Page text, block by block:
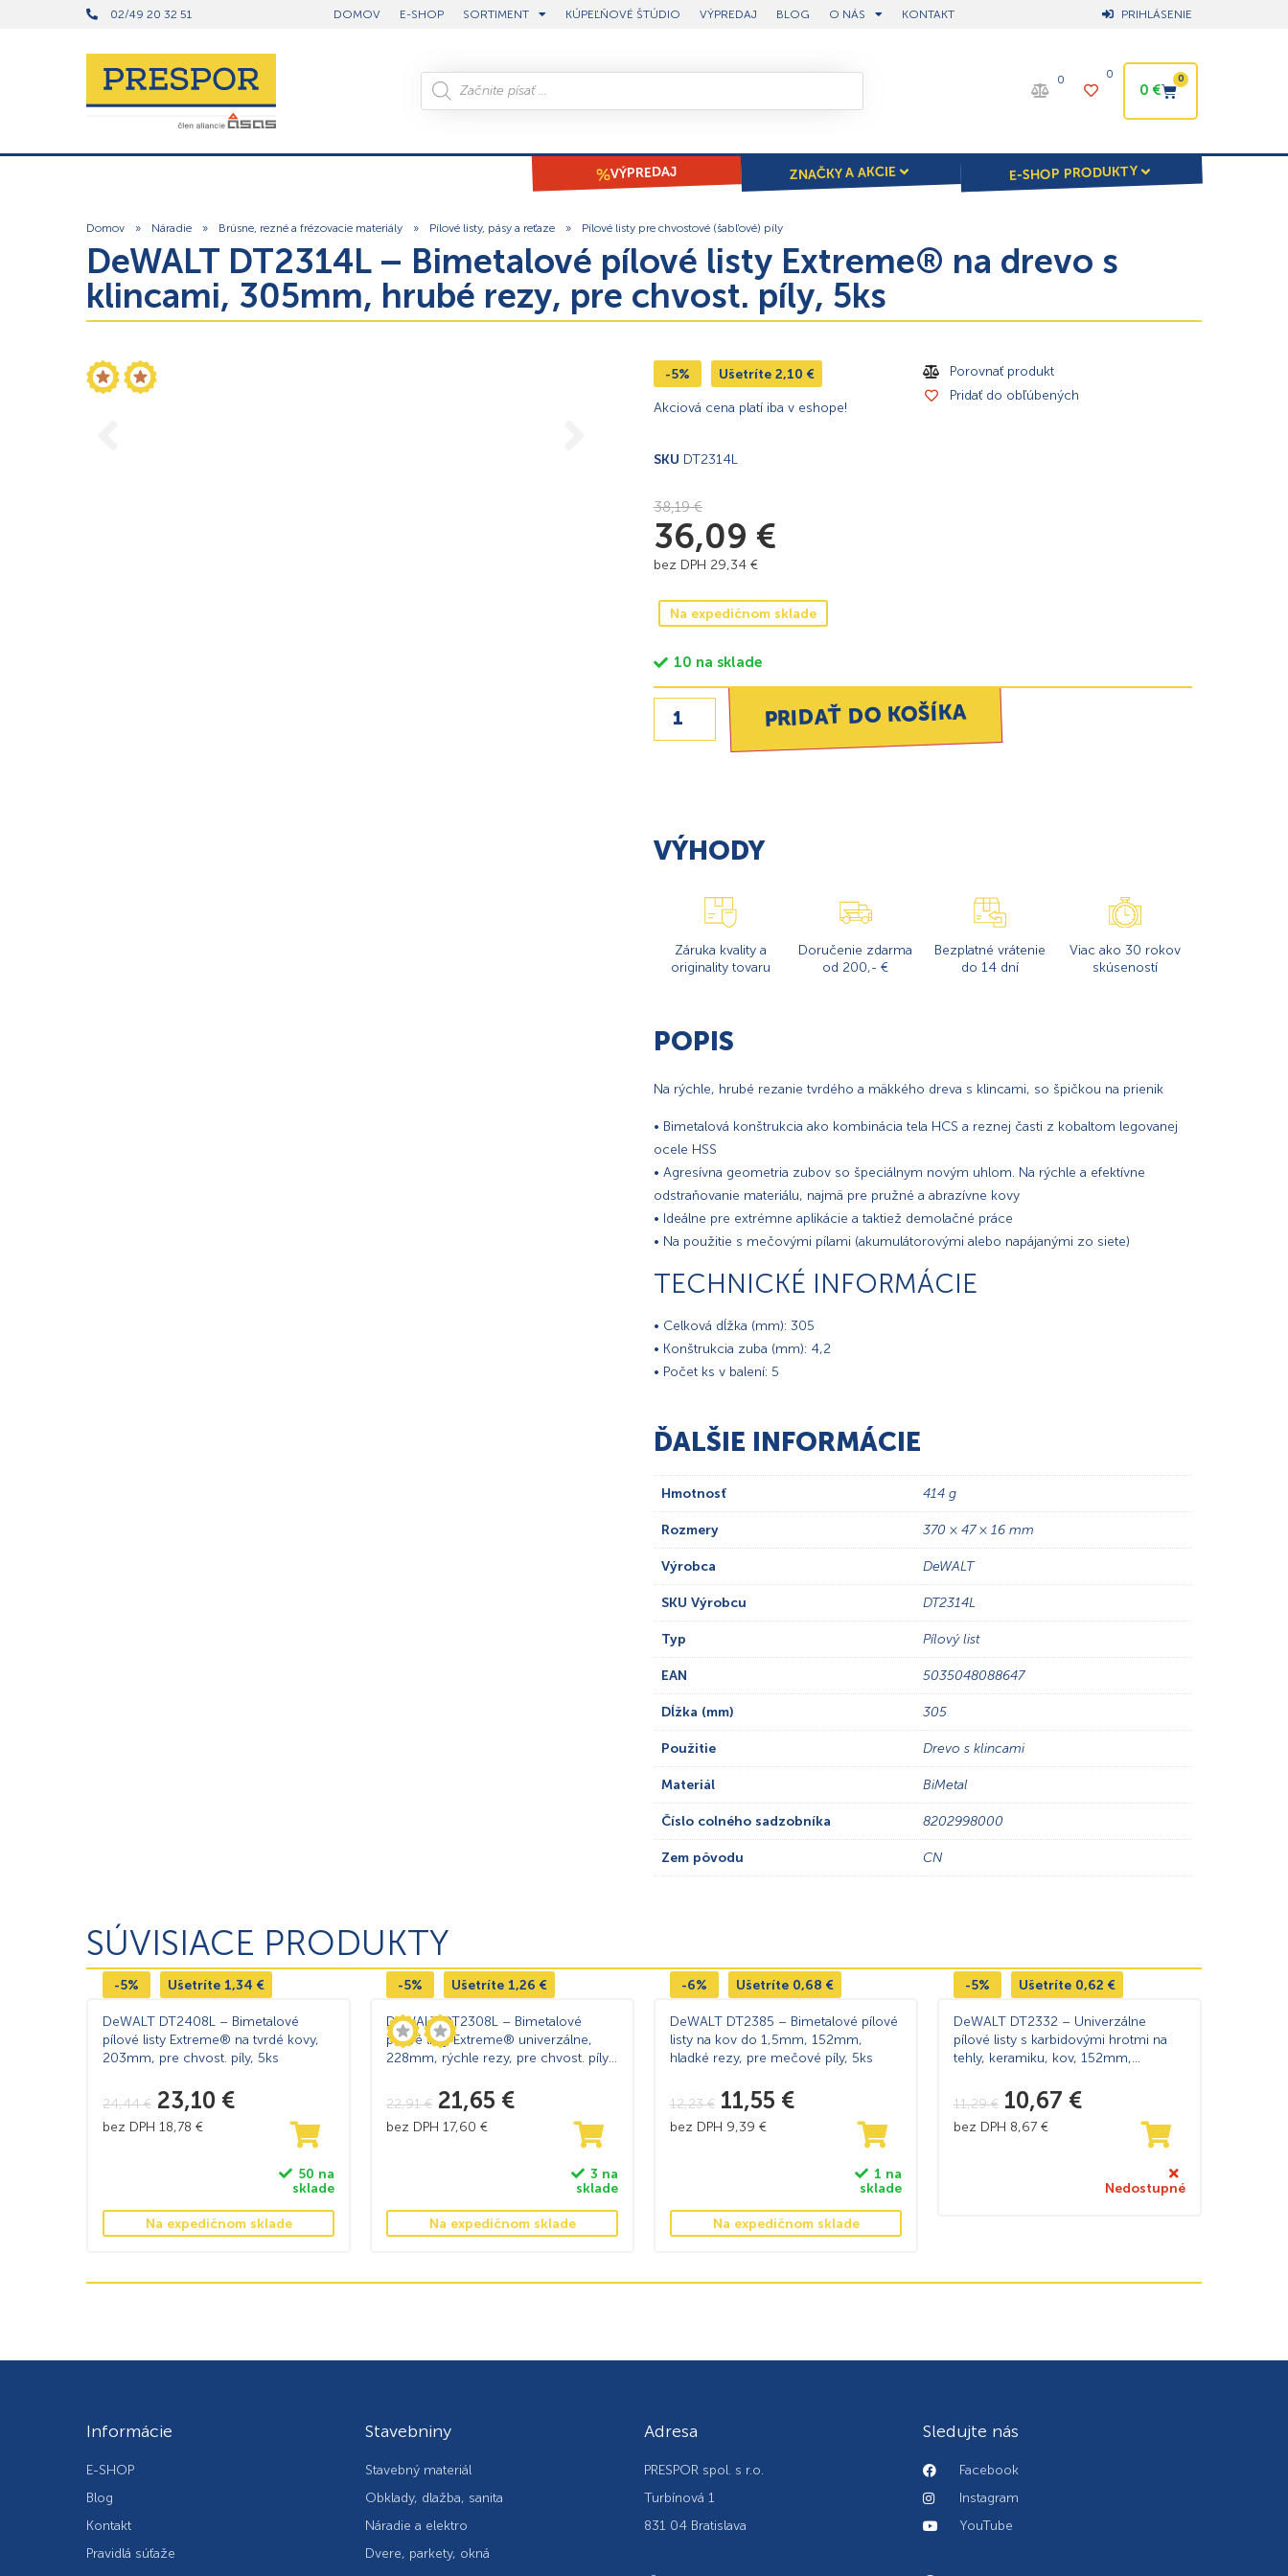
02/49 20 32 51 DOMOV E-SHOP SORTIMENT KÚPEĽŇOVÉ ŠTÚDIO VÝPREDAJ BLOG O NÁS KONTAKT PRIHLÁSENIE
0 0
0€
0
VÝPREDAJ ZNAČKY A AKCIE E-SHOP PRODUKTY
Domov » Náradie » Brúsne, rezné a frézovacie materiály » Pílové listy, pásy a reťaze » Pílové listy pre chvostové (šabľové) píly
DeWALT DT2314L – Bimetalové pílové listy Extreme® na drevo s
klincami, 305mm, hrubé rezy, pre chvost. píly, 5ks
-5% Ušetríte 2,10 €
Akciová cena platí iba v eshope!
SKU DT2314L
Porovnať produkt
Pridať do obľúbených
38,19€
36,09 €
bez DPH 29,34 €
Na expedičnom sklade
10 na sklade
PRIDAŤ DO KOŠÍKA
VÝHODY
Záruka kvality a
originality tovaru
Doručenie zdarma
od 200,- €
Bezplatné vrátenie
do 14 dní
Viac ako 30 rokov
skúseností
POPIS
Na rýchle, hrubé rezanie tvrdého a mäkkého dreva s klincami, so špičkou na prienik
• Bimetalová konštrukcia ako kombinácia tela HCS a reznej časti z kobaltom legovanej
ocele HSS
• Agresívna geometria zubov so špeciálnym novým uhlom. Na rýchle a efektívne
odstraňovanie materiálu, najmä pre pružné a abrazívne kovy
• Ideálne pre extrémne aplikácie a taktiež demolačné práce
• Na použitie s mečovými pílami (akumulátorovými alebo napájanými zo siete)
TECHNICKÉ INFORMÁCIE
• Celková dĺžka (mm): 305
• Konštrukcia zuba (mm): 4,2
• Počet ks v balení: 5
ĎALŠIE INFORMÁCIE
Hmotnosť 414 g
Rozmery 370 × 47 × 16 mm
Výrobca DeWALT
SKU Výrobcu DT2314L
Typ Pílový list
EAN 5035048088647
Dĺžka (mm) 305
Použitie Drevo s klincami
Materiál BiMetal
Číslo colného sadzobníka 8202998000
Zem pôvodu CN
SÚVISIACE PRODUKTY
-5% Ušetríte 1,34 €
DeWALT DT2408L – Bimetalové
pílové listy Extreme® na tvrdé kovy,
203mm, pre chvost. píly, 5ks
24,44€ 23,10 €
bez DPH 18,78 €
50 na
sklade
Na expedičnom sklade
-5% Ušetríte 1,26 €
DeWALT DT2308L – Bimetalové
pílové listy Extreme® univerzálne,
228mm, rýchle rezy, pre chvost. píly,
22,91€ 21,65 €
bez DPH 17,60 €
3 na
sklade
Na expedičnom sklade
-6% Ušetríte 0,68 €
DeWALT DT2385 – Bimetalové pílové
listy na kov do 1,5mm, 152mm,
hladké rezy, pre mečové píly, 5ks
12,23€ 11,55 €
bez DPH 9,39 €
1 na
sklade
Na expedičnom sklade
-5% Ušetríte 0,62 €
DeWALT DT2332 – Univerzálne
pílové listy s karbidovými hrotmi na
tehly, keramiku, kov, 152mm,
11,29€ 10,67 €
bez DPH 8,67 €
Nedostupné
Informácie
E-SHOP
Blog
Kontakt
Pravidlá súťaže
Stavebniny
Stavebný materiál
Obklady, dlažba, sanita
Náradie a elektro
Dvere, parkety, okná
Adresa
PRESPOR spol. s r.o.
Turbínová 1
831 04 Bratislava
Sledujte nás
Facebook
Instagram
YouTube